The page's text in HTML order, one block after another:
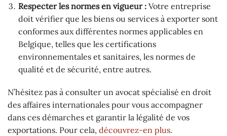
Respecter les normes en vigueur :Votre entreprise
doit vérifier que les biens ou services à exporter sont
conformes aux différentes normes applicables en
Belgique, telles que les certifications
environnementales et sanitaires, les normes de
qualité et de sécurité, entre autres.
N’hésitez pas à consulter un avocat spécialisé en droit
des affaires internationales pour vous accompagner
dans ces démarches et garantir la légalité de vos
exportations. Pour cela, découvrez-en plus.